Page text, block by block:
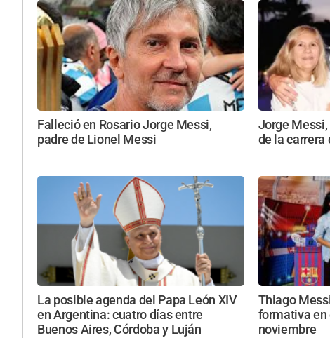
Falleció en Rosario Jorge Messi,
padre de Lionel Messi
Jorge
de la carrera
La posible agenda del Papa León XIV
en Argentina: cuatro días entre
Buenos Aires, Córdoba y Luján
Thiago
formativa en
noviembre